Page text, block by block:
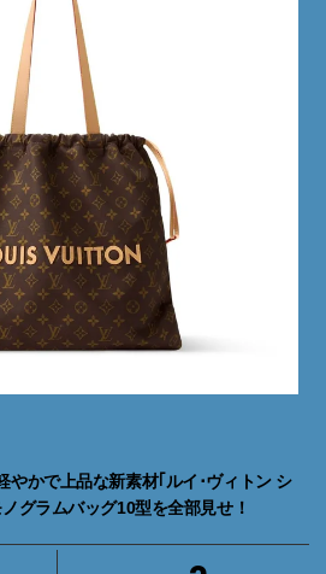
やかで上品な新素材｢ルイ･ヴィトン シ
グラムバッグ10型を全部見せ！